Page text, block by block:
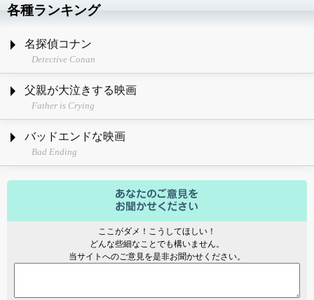
各種ランキング
名探偵コナン
Detective Conan
父親が大泣きする映画
Father is Crying
バッドエンドな映画
Bad Ending
ここがダメ！こうしてほしい！
どんな些細なことでも構いません。
当サイトへのご意見を是非お聞かせください。